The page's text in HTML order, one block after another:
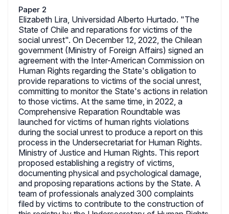
Paper 2
Elizabeth Lira, Universidad Alberto Hurtado. "The
State of Chile and reparations for victims of the
social unrest". On December 12, 2022, the Chilean
government (Ministry of Foreign Affairs) signed an
agreement with the Inter-American Commission on
Human Rights regarding the State's obligation to
provide reparations to victims of the social unrest,
committing to monitor the State's actions in relation
to those victims. At the same time, in 2022, a
Comprehensive Reparation Roundtable was
launched for victims of human rights violations
during the social unrest to produce a report on this
process in the Undersecretariat for Human Rights.
Ministry of Justice and Human Rights. This report
proposed establishing a registry of victims,
documenting physical and psychological damage,
and proposing reparations actions by the State. A
team of professionals analyzed 300 complaints
filed by victims to contribute to the construction of